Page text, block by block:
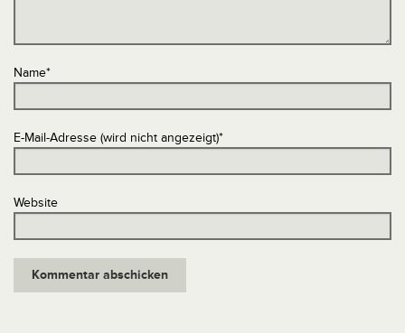
Name*
E-Mail-Adresse (wird nicht angezeigt)*
Website